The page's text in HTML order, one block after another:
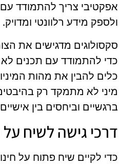
אפקטיבי צריך להתמודד עם
ולספק מידע רלוונטי ומדויק.
סקסולוגים מדגישים את
כדי להתמודד עם תכנים לא
כלים להבין את מהות
מיני לא מתמקד רק
ברגשיים וביחסים בין
דרכי גישה לשיח על
כדי לקיים שיח פתוח על